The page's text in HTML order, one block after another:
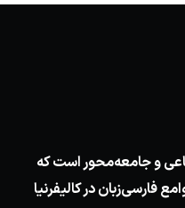
و جامعه‌محور است که
فارسی‌زبان در کالیفرنیا